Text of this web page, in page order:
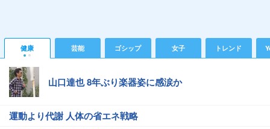
健康 芸能 ゴシップ 女子 トレンド
山口達也 8年ぶり楽器姿に感涙か
運動より代謝 人体の省エネ戦略